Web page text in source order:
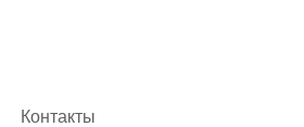
Контакты